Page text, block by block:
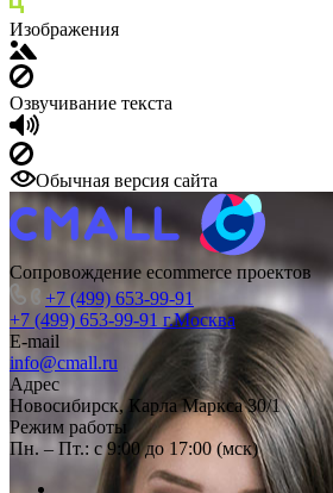
Изображения
Озвучивание текста
Обычная версия сайта
Сопровождение ecommerce проектов
+7 (499) 653-99-91
+7 (499) 653-99-91 г.Москва
E-mail
info@cmall.ru
Адрес
Новосибирск, Карла Маркса 30/1
Режим работы
Пн. – Пт.: с 9:00 до 17:00 (мск)